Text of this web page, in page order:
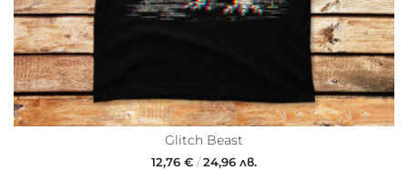
Glitch Beast
12,76 € /24,96 лв.